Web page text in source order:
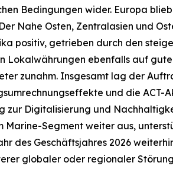
Bedingungen wider. Europa
Nahe Osten, Zentralasien und
positiv, getrieben durch den
Lokalwährungen ebenfalls auf
zunahm. Insgesamt lag der
und die ACT-
zur Digitalisierung und
Segment weiter aus,
des Geschäftsjahres 2026
globaler oder regionaler